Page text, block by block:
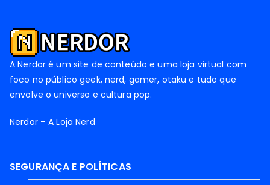
A Nerdor é um site de conteúdo e uma loja virtual com
foco no público geek, nerd, gamer, otaku e tudo que
envolve o universo e cultura pop.
Nerdor – A Loja Nerd
SEGURANÇA E POLÍTICAS